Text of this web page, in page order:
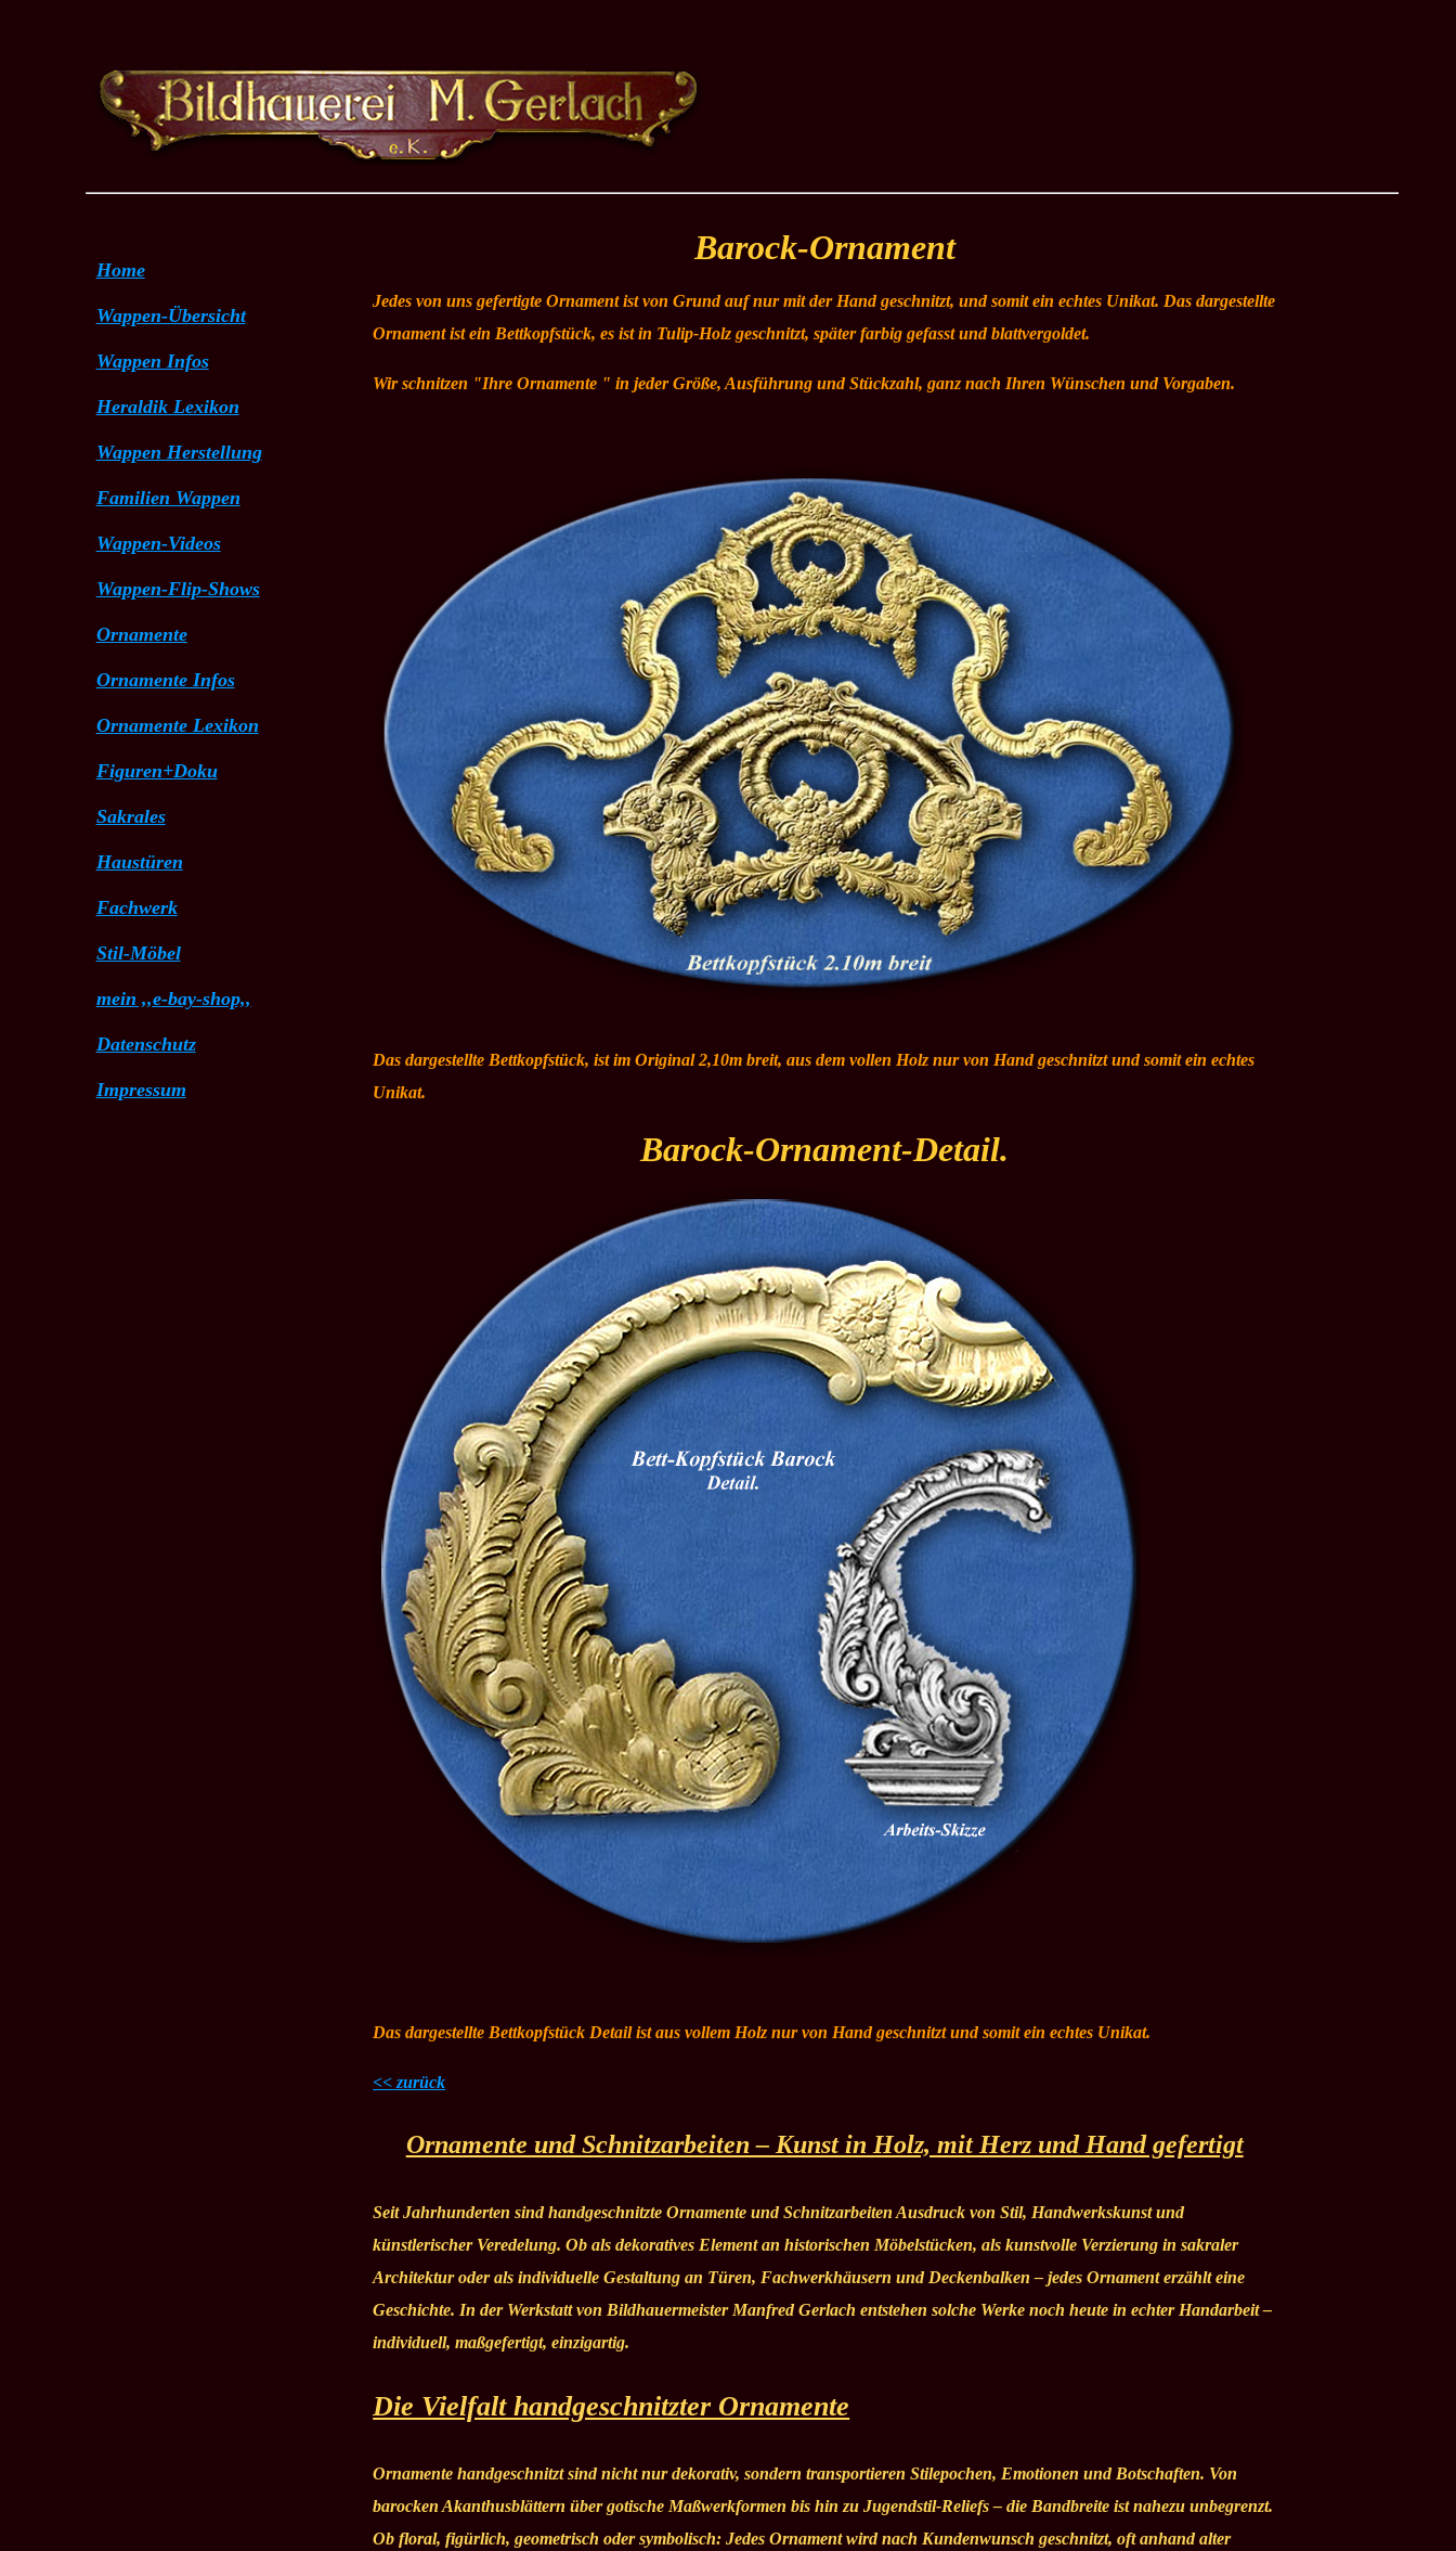
Home
Wappen-Übersicht
Adelswappen
Familienwappen
Stadtwappen
Wappen Infos
Heraldik Lexikon
Wappen Herstellung
Familien Wappen
Wappen-Videos
Wappen-Flip-Shows
Ornamente
Ornamente Infos
Ornamente Lexikon
Figuren+Doku
Wappen-Dokus
Urige Typen
Sakrales
Haustüren
Fachwerk
Stil-Möbel
mein ,,e-bay-shop,,
Datenschutz
Impressum
Barock-Ornament
Jedes von uns gefertigte Ornament ist von Grund auf nur mit der Hand geschnitzt, und somit ein echtes Unikat. Das dargestellte
Ornament ist ein Bettkopfstück, es ist in Tulip-Holz geschnitzt, später farbig gefasst und blattvergoldet.
Wir schnitzen "Ihre Ornamente " in jeder Größe, Ausführung und Stückzahl, ganz nach Ihren Wünschen und Vorgaben.
Das dargestellte Bettkopfstück, ist im Original 2,10m breit, aus dem vollen Holz nur von Hand geschnitzt und somit ein echtes
Unikat.
Barock-Ornament-Detail.
Das dargestellte Bettkopfstück Detail ist aus vollem Holz nur von Hand geschnitzt und somit ein echtes Unikat.
<< zurück
Ornamente und Schnitzarbeiten – Kunst in Holz, mit Herz und Hand gefertigt
Seit Jahrhunderten sind handgeschnitzte Ornamente und Schnitzarbeiten Ausdruck von Stil, Handwerkskunst und
künstlerischer Veredelung. Ob als dekoratives Element an historischen Möbelstücken, als kunstvolle Verzierung in sakraler
Architektur oder als individuelle Gestaltung an Türen, Fachwerkhäusern und Deckenbalken – jedes Ornament erzählt eine
Geschichte. In der Werkstatt von Bildhauermeister Manfred Gerlach entstehen solche Werke noch heute in echter Handarbeit –
individuell, maßgefertigt, einzigartig.
Die Vielfalt handgeschnitzter Ornamente
Ornamente handgeschnitzt sind nicht nur dekorativ, sondern transportieren Stilepochen, Emotionen und Botschaften. Von
barocken Akanthusblättern über gotische Maßwerkformen bis hin zu Jugendstil-Reliefs – die Bandbreite ist nahezu unbegrenzt.
Ob floral, figürlich, geometrisch oder symbolisch: Jedes Ornament wird nach Kundenwunsch geschnitzt, oft anhand alter